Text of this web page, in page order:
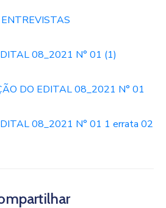
08_2021 N° 01 (1)
DO EDITAL 08_2021 N° 01
08_2021 N° 01 1 errata 02